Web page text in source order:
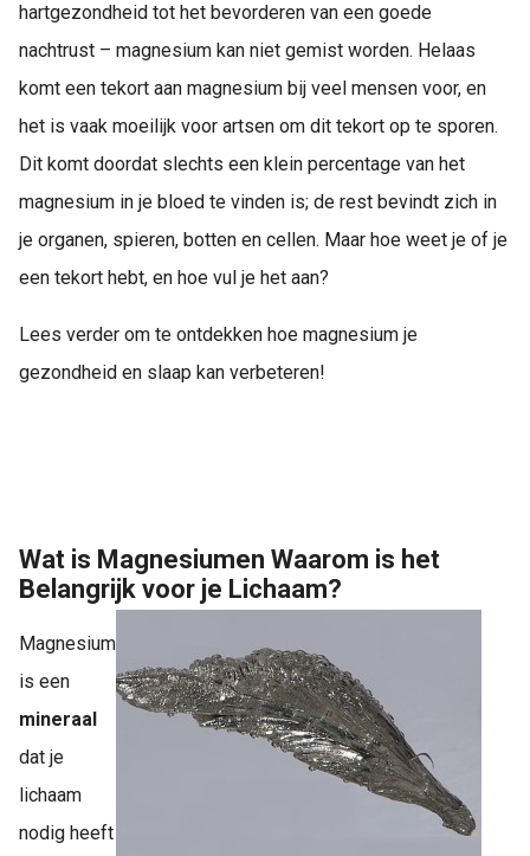
hartgezondheid tot het bevorderen van een goede
nachtrust – magnesium kan niet gemist worden. Helaas
komt een tekort aan magnesium bij veel mensen voor, en
het is vaak moeilijk voor artsen om dit tekort op te sporen.
Dit komt doordat slechts een klein percentage van het
magnesium in je bloed te vinden is; de rest bevindt zich in
je organen, spieren, botten en cellen. Maar hoe weet je of je
een tekort hebt, en hoe vul je het aan?
Lees verder om te ontdekken hoe magnesium je
gezondheid en slaap kan verbeteren!
Wat is Magnesiumen Waarom is het
Belangrijk voor je Lichaam?
Magnesium
is een
mineraal
dat je
lichaam
nodig heeft